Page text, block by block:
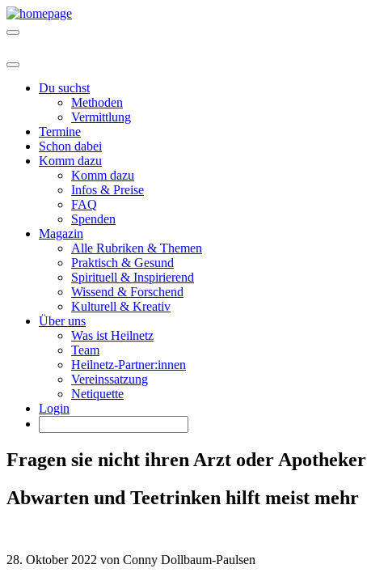
Du suchst
Methoden
Vermittlung
Termine
Schon dabei
Komm dazu
Komm dazu
Infos & Preise
FAQ
Spenden
Magazin
Alle Rubriken & Themen
Praktisch & Gesund
Spirituell & Inspirierend
Wissend & Forschend
Kulturell & Kreativ
Über uns
Was ist Heilnetz
Team
Heilnetz-Partner:innen
Vereinssatzung
Netiquette
Login
Fragen sie nicht ihren Arzt oder Apotheker
Abwarten und Teetrinken hilft meist mehr
28. Oktober 2022 von Conny Dollbaum-Paulsen